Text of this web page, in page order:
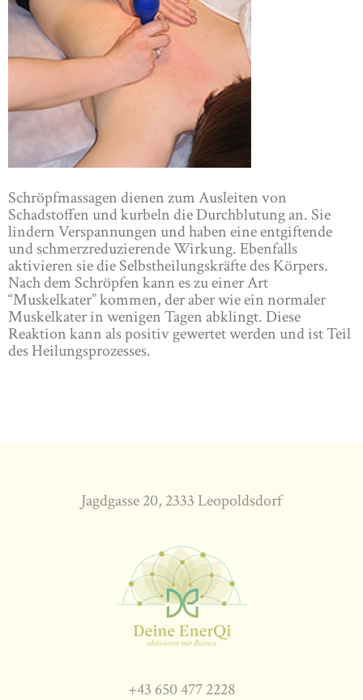
Schröpfmassagen dienen zum Ausleiten von
Schadstoffen und kurbeln die Durchblutung an. Sie
lindern Verspannungen und haben eine entgiftende
und schmerzreduzierende Wirkung. Ebenfalls
aktivieren sie die Selbstheilungskräfte des Körpers.
Nach dem Schröpfen kann es zu einer Art
“Muskelkater” kommen, der aber wie ein normaler
Muskelkater in wenigen Tagen abklingt. Diese
Reaktion kann als positiv gewertet werden und ist Teil
des Heilungsprozesses.
Jagdgasse 20, 2333 Leopoldsdorf
+43 650 477 2228